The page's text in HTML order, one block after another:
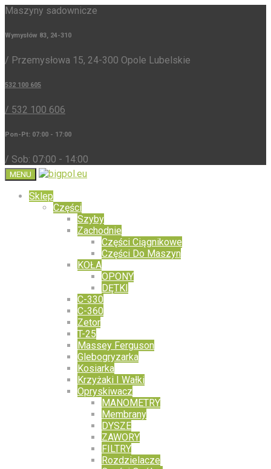
Maszyny sadownicze
Wymysłów 83, 24-310
/ Przemysłowa 15, 24-300 Opole Lubelskie
532 100 605
/ 532 100 606
Pon-Pt: 07:00 - 17:00
/ Sob: 07:00 - 14:00
MENU
Sklep
Części
Szyby
Zachodnie
Części Ciągnikowe
Części Do Maszyn
KOŁA
OPONY
DĘTKI
C-330
C-360
Zetor
T-25
Massey Ferguson
Glebogryzarka
Kosiarka
Krzyżaki I Wałki
Opryskiwacz
MANOMETRY
Membrany
DYSZE
ZAWORY
FILTRY
Rozdzielacze